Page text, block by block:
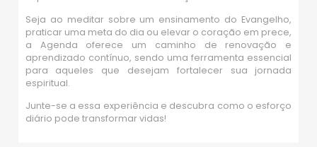
Seja ao meditar sobre um ensinamento do Evangelho,
praticar uma meta do dia ou elevar o coração em prece,
a Agenda oferece um caminho de renovação e
aprendizado contínuo, sendo uma ferramenta essencial
para aqueles que desejam fortalecer sua jornada
espiritual.
Junte-se a essa experiência e descubra como o esforço
diário pode transformar vidas!